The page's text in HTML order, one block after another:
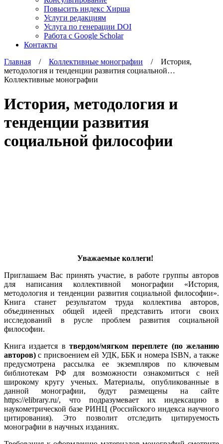
Повысить индекс Хирша
Услуги редакциям
Услуга по генерации DOI
Работа с Google Scholar
Контакты
Главная / Коллективные монографии / История,
методология и тенденции развития социальной…
Коллективные монографии
История, методология и
тенденции развития
социальной философии
Уважаемые коллеги!
Приглашаем Вас принять участие, в работе группы авторов
для написания коллективной монографии «История,
методология и тенденции развития социальной философии».
Книга станет результатом труда коллектива авторов,
объединенных общей идеей представить итоги своих
исследований в русле проблем развития социальной
философии.
Книга издается в твердом/мягком переплете (по желанию
авторов) с присвоением ей УДК, ББК и номера ISBN, а также
предусмотрена рассылка ее экземпляров по ключевым
библиотекам РФ для возможности ознакомиться с ней
широкому кругу ученых. Материалы, опубликованные в
данной монографии, будут размещены на сайте
https://elibrary.ru/, что подразумевает их индексацию в
наукометрической базе РИНЦ (Российского индекса научного
цитирования). Это позволит отследить цитируемость
монографии в научных изданиях.